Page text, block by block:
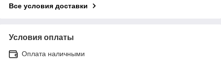
Все условия доставки
Условия оплаты
Оплата наличными